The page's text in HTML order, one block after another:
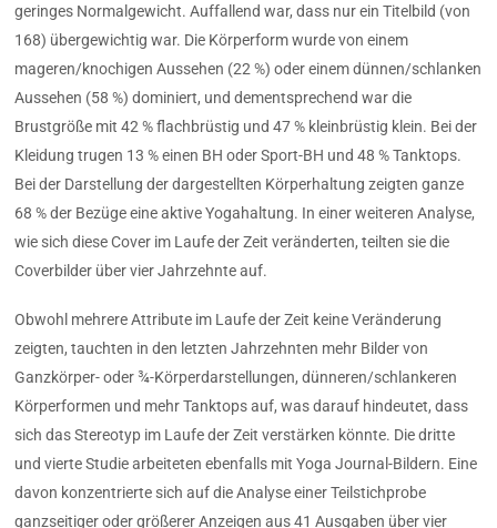
geringes Normalgewicht. Auffallend war, dass nur ein Titelbild (von
168) übergewichtig war. Die Körperform wurde von einem
mageren/knochigen Aussehen (22 %) oder einem dünnen/schlanken
Aussehen (58 %) dominiert, und dementsprechend war die
Brustgröße mit 42 % flachbrüstig und 47 % kleinbrüstig klein. Bei der
Kleidung trugen 13 % einen BH oder Sport-BH und 48 % Tanktops.
Bei der Darstellung der dargestellten Körperhaltung zeigten ganze
68 % der Bezüge eine aktive Yogahaltung. In einer weiteren Analyse,
wie sich diese Cover im Laufe der Zeit veränderten, teilten sie die
Coverbilder über vier Jahrzehnte auf.
Obwohl mehrere Attribute im Laufe der Zeit keine Veränderung
zeigten, tauchten in den letzten Jahrzehnten mehr Bilder von
Ganzkörper- oder ¾-Körperdarstellungen, dünneren/schlankeren
Körperformen und mehr Tanktops auf, was darauf hindeutet, dass
sich das Stereotyp im Laufe der Zeit verstärken könnte. Die dritte
und vierte Studie arbeiteten ebenfalls mit Yoga Journal-Bildern. Eine
davon konzentrierte sich auf die Analyse einer Teilstichprobe
ganzseitiger oder größerer Anzeigen aus 41 Ausgaben über vier